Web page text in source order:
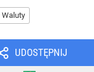
Waluty
UDOSTĘPNIJ